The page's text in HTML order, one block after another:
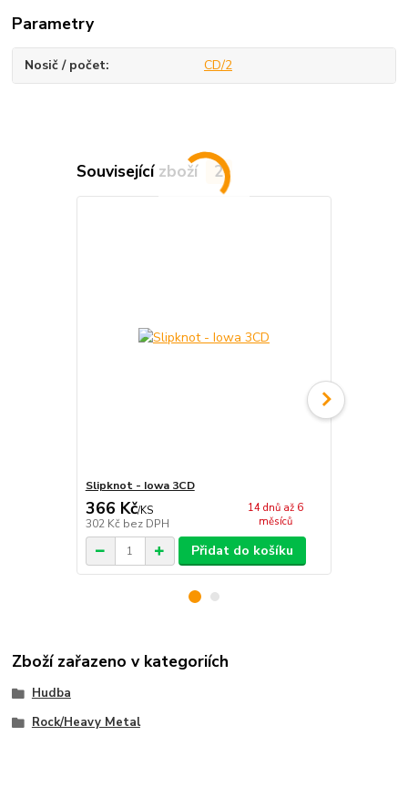
Parametry
Nosič / počet CD/2
Související zboží 2
Slipknot - Iowa 3CD
366 Kč/KS
302 Kč bez DPH
14 dnů až 6
měsíců
Přidat do košíku
Zboží zařazeno v kategoriích
Hudba
Rock/Heavy Metal